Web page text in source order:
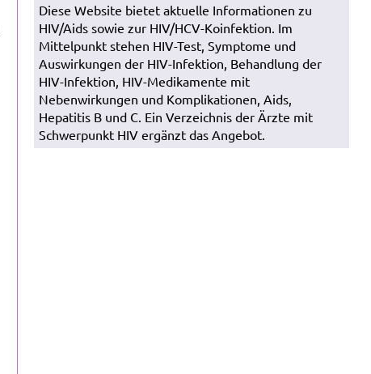
Diese Website bietet aktuelle Informationen zu
HIV/Aids sowie zur HIV/HCV-Koinfektion. Im
Mittelpunkt stehen HIV-Test, Symptome und
Auswirkungen der HIV-Infektion, Behandlung der
HIV-Infektion, HIV-Medikamente mit
Nebenwirkungen und Komplikationen, Aids,
Hepatitis B und C. Ein Verzeichnis der Ärzte mit
Schwerpunkt HIV ergänzt das Angebot.